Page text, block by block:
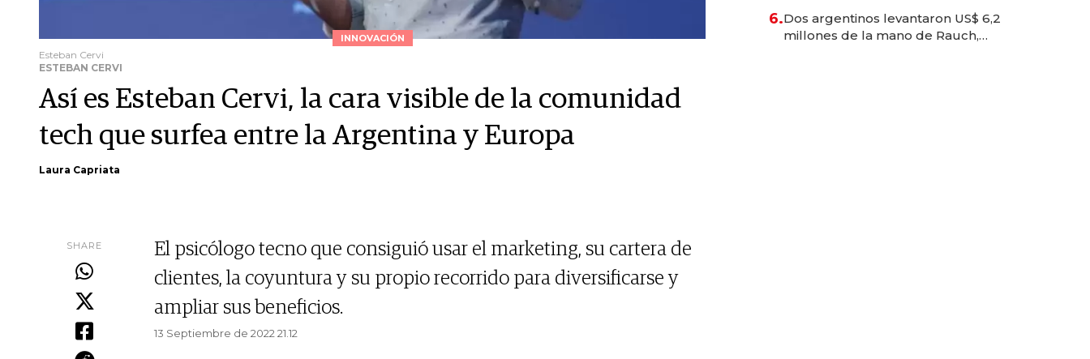
INNOVACIÓN
Esteban Cervi
ESTEBAN CERVI
Así es Esteban Cervi, la cara visible de la comunidad
tech que surfea entre la Argentina y Europa
Laura Capriata
SHARE
El psicólogo tecno que consiguió usar el marketing, su cartera de
clientes, la coyuntura y su propio recorrido para diversificarse y
ampliar sus beneficios.
13 Septiembre de 2022 21.12
en experiencias transformadoras
6.Dos argentinos levantaron US$ 6,2
millones de la mano de Rauch,